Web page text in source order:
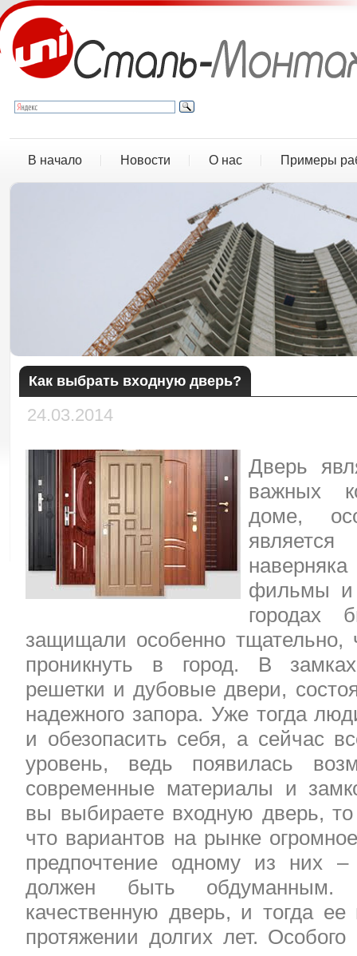
В начало Новости О нас Примеры
Как выбрать входную дверь?
24.03.2014
Дверь
важных
доме,
фильмы и
городах
защищали особенно тщательно,
проникнуть в город. В
решетки и дубовые двери,
надежного запора. Уже тогда
и обезопасить себя, а сейчас
уровень, ведь появилась
современные материалы и
вы выбираете входную дверь,
что вариантов на рынке
предпочтение одному из них –
должен быть обдуманным.
качественную дверь, и тогда
протяжении долгих лет.